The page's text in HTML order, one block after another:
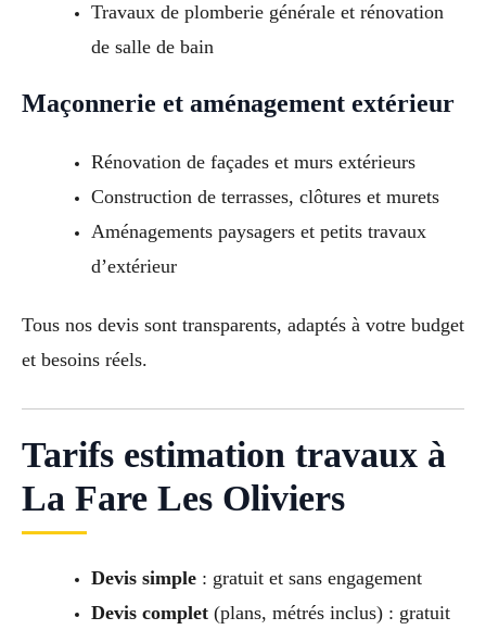
Travaux de plomberie générale et rénovation
de salle de bain
Maçonnerie et aménagement extérieur
Rénovation de façades et murs extérieurs
Construction de terrasses, clôtures et murets
Aménagements paysagers et petits travaux
d’extérieur
Tous nos devis sont transparents, adaptés à votre budget
et besoins réels.
Tarifs estimation travaux à
La Fare Les Oliviers
Devis simple: gratuit et sans engagement
Devis complet(plans, métrés inclus) : gratuit